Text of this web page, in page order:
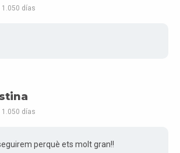
1.050 días
1.050 días
perquè ets molt gran!!